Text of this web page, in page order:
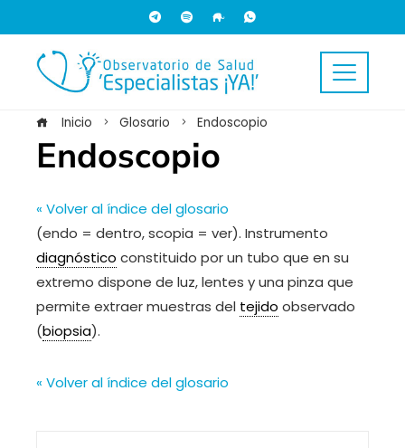
Inicio Glosario Endoscopio
Endoscopio
« Volver al índice del glosario
(endo = dentro, scopia = ver). Instrumento
diagnóstico constituido por un tubo que en su
extremo dispone de luz, lentes y una pinza que
permite extraer muestras del tejido observado
(biopsia).
« Volver al índice del glosario